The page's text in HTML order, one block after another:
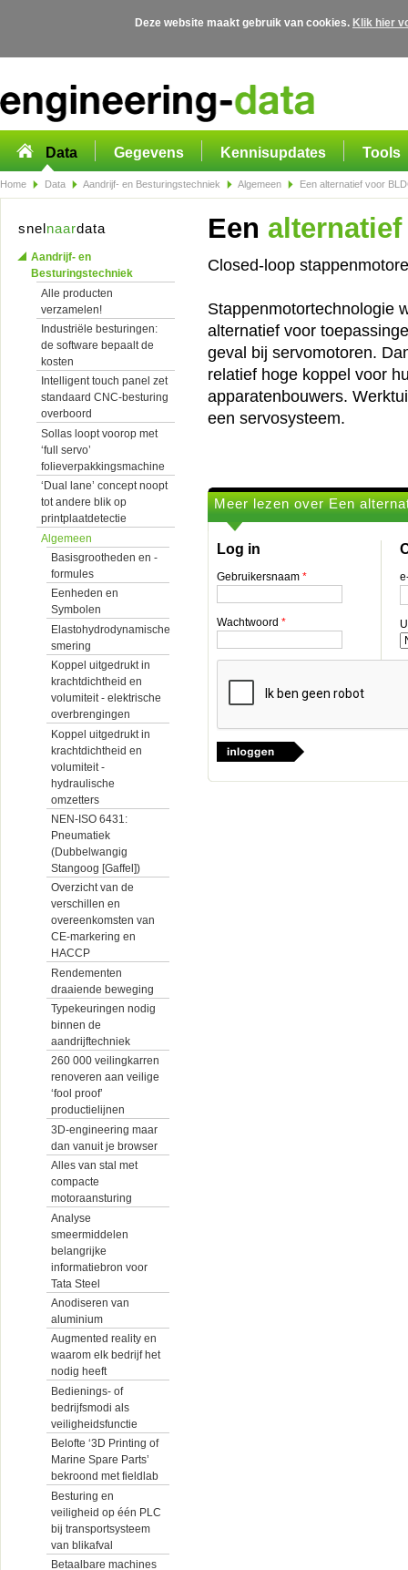
Deze website maakt gebruik van cookies. Klik hier
Data Gegevens Kennisupdates Tools
Home Data Aandrijf- en Besturingstechniek Algemeen Een alternatief voor
snelnaardata
Aandrijf- en
Besturingstechniek
Alle producten
verzamelen!
Industriële besturingen:
de software bepaalt de
kosten
Intelligent touch panel zet
standaard CNC-besturing
overboord
Sollas loopt voorop met
‘full servo’
folieverpakkingsmachine
‘Dual lane’ concept noopt
tot andere blik op
printplaatdetectie
Algemeen
Basisgrootheden en -
formules
Eenheden en
Symbolen
Elastohydrodynamische
smering
Koppel uitgedrukt in
krachtdichtheid en
volumiteit - elektrische
overbrengingen
Koppel uitgedrukt in
krachtdichtheid en
volumiteit -
hydraulische
omzetters
NEN-ISO 6431:
Pneumatiek
(Dubbelwangig
Stangoog [Gaffel])
Overzicht van de
verschillen en
overeenkomsten van
CE-markering en
HACCP
Rendementen
draaiende beweging
Typekeuringen nodig
binnen de
aandrijftechniek
260 000 veilingkarren
renoveren aan veilige
‘fool proof’
productielijnen
3D-engineering maar
dan vanuit je browser
Alles van stal met
compacte
motoraansturing
Analyse
smeermiddelen
belangrijke
informatiebron voor
Tata Steel
Anodiseren van
aluminium
Augmented reality en
waarom elk bedrijf het
nodig heeft
Bedienings- of
bedrijfsmodi als
veiligheidsfunctie
Belofte ‘3D Printing of
Marine Spare Parts’
bekroond met fieldlab
Besturing en
veiligheid op één PLC
bij transportsysteem
van blikafval
Betaalbare machines
Een
Closed-loop
Stappenmotortechnologie
alternatief voor
geval bij servomotoren.
relatief hoge koppel voor
apparatenbouwers.
een servosysteem.
Meer lezen over Een
Log in
Gebruikersnaam *
Wachtwoord *